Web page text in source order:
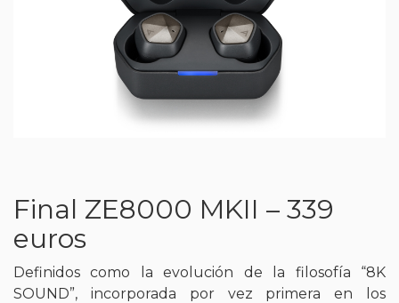
Final ZE8000 MKII – 339
euros
Definidos como la evolución de la filosofía “8K
SOUND”, incorporada por vez primera en los